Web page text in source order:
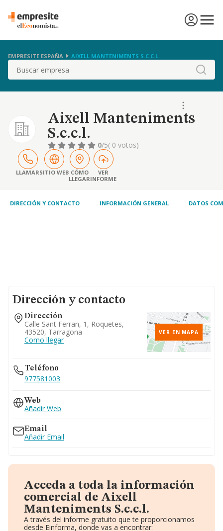
EMPRESITE ESPAÑA AIXELL MANTENIMENTS S.C.C.L.
Buscar
Aixell Manteniments
S.c.c.l.
0/5( 0 votos)
LLAMARSITIO WEB CÓMO
LLEGAR
VER
INFORME
DIRECCIÓN Y CONTACTO INFORMACIÓN GENERAL DATOS
Dirección y contacto
Dirección
Calle Sant Ferran, 1, Roquetes,
43520, Tarragona
Como llegar
VER EN MAPA
Teléfono
977581003
Web
Añadir Web
Email
Añadir Email
Acceda a toda la información
comercial de Aixell
Manteniments S.c.c.l.
A través del informe gratuito que te proporcionamos
desde Einforma, donde vas a encontrar: